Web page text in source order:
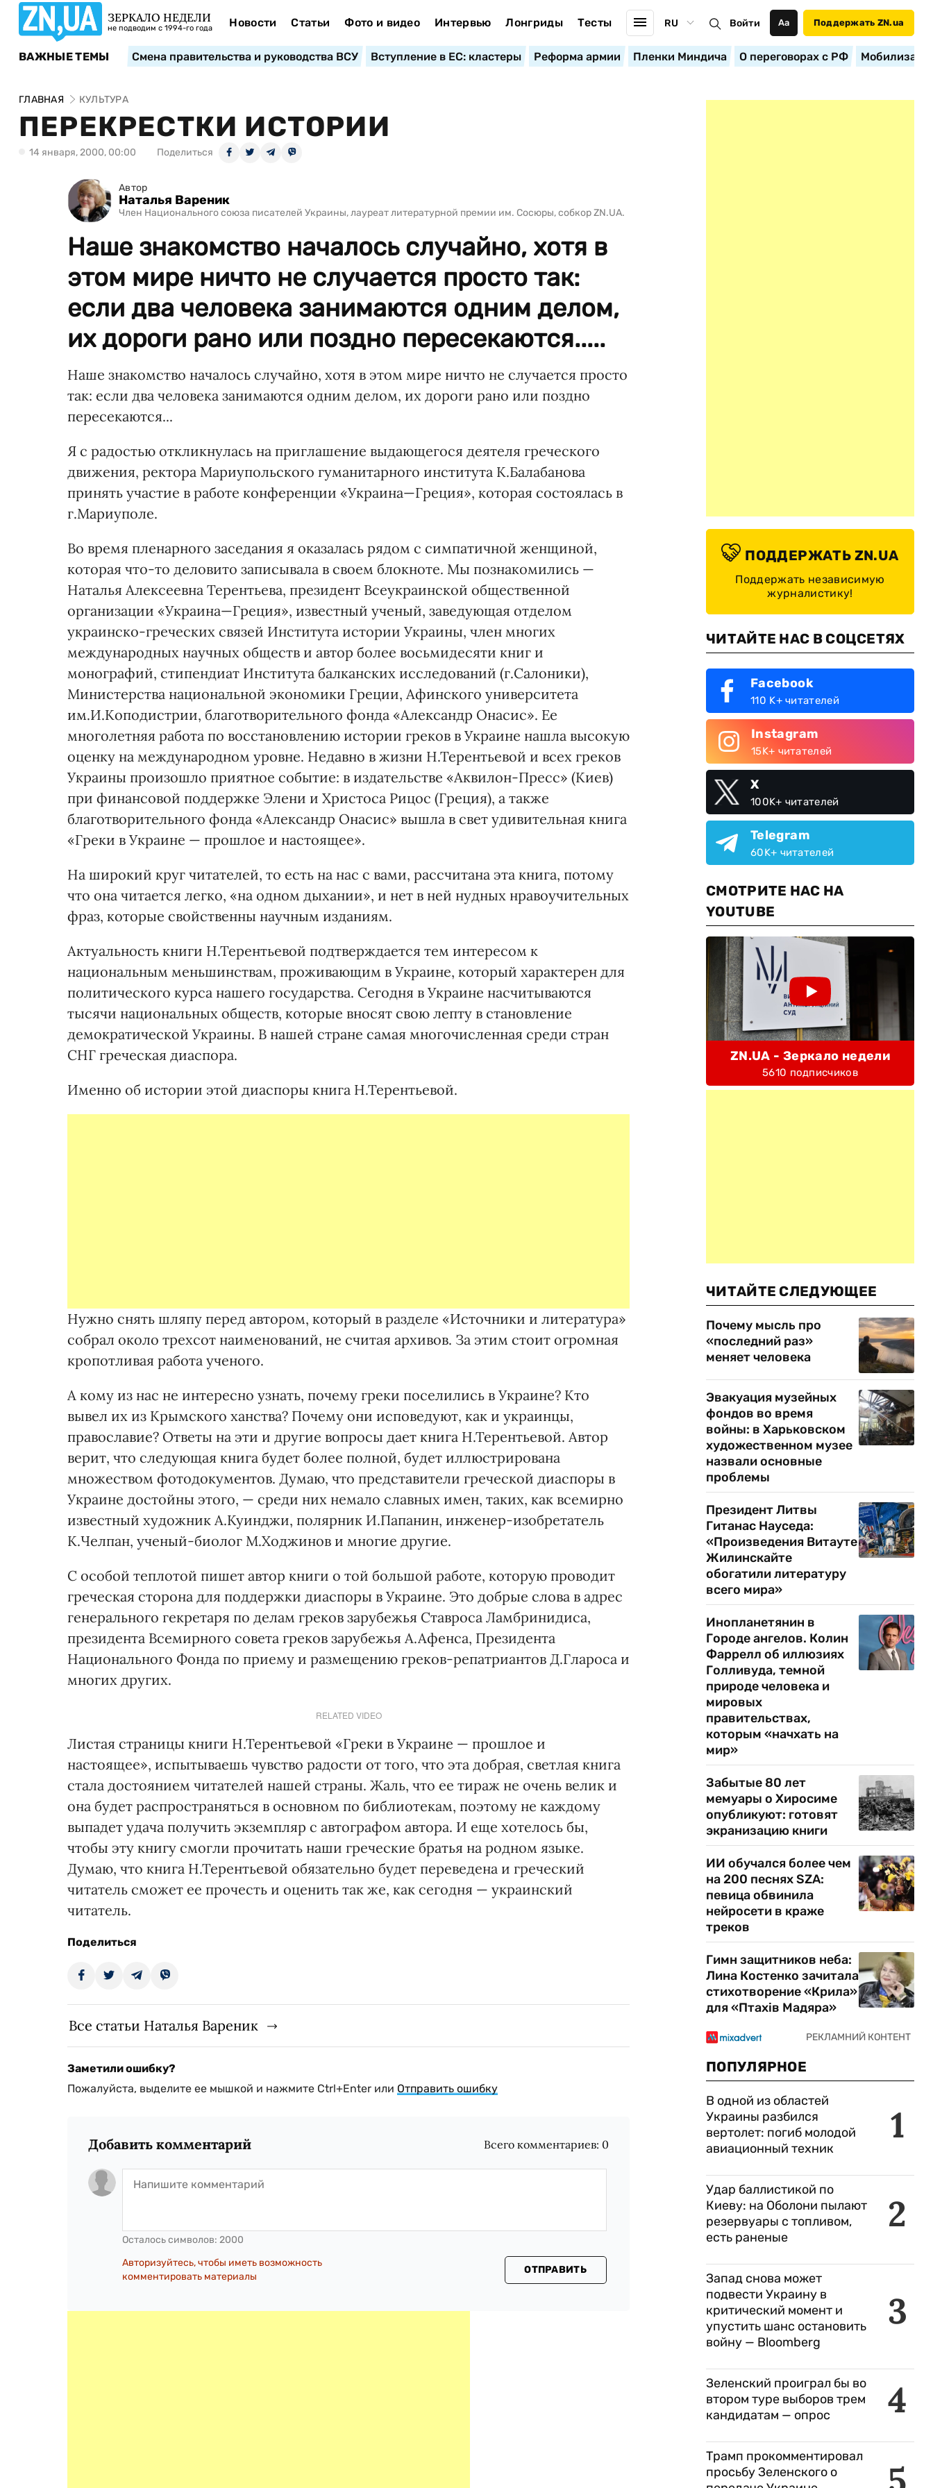
ЗЕРКАЛО НЕДЕЛИ
не подводим с 1994-го года Новости Статьи Фото и видео Интервью Лонгриды Тесты RU Войти Аа Поддержать ZN.ua
ВАЖНЫЕ ТЕМЫ Смена правительства и руководства ВСУ Вступление в ЕС: кластеры Реформа армии Пленки Миндича О переговорах с РФ
ГЛАВНАЯ КУЛЬТУРА
ПЕРЕКРЕСТКИ ИСТОРИИ
14 января, 2000, 00:00 Поделиться
Автор
Наталья Вареник
Член Национального союза писателей Украины, лауреат литературной премии им. Сосюры, собкор ZN.UA.
Наше знакомство началось случайно, хотя в
этом мире ничто не случается просто так:
если два человека занимаются одним делом,
их дороги рано или поздно пересекаются.....
Наше знакомство началось случайно, хотя в этом мире ничто не случается просто
так: если два человека занимаются одним делом, их дороги рано или поздно
пересекаются...
Я с радостью откликнулась на приглашение выдающегося деятеля греческого
движения, ректора Мариупольского гуманитарного института К.Балабанова
принять участие в работе конференции «Украина—Греция», которая состоялась в
г.Мариуполе.
Во время пленарного заседания я оказалась рядом с симпатичной женщиной,
которая что-то деловито записывала в своем блокноте. Мы познакомились —
Наталья Алексеевна Терентьева, президент Всеукраинской общественной
организации «Украина—Греция», известный ученый, заведующая отделом
украинско-греческих связей Института истории Украины, член многих
международных научных обществ и автор более восьмидесяти книг и
монографий, стипендиат Института балканских исследований (г.Салоники),
Министерства национальной экономики Греции, Афинского университета
им.И.Коподистрии, благотворительного фонда «Александр Онасис». Ее
многолетняя работа по восстановлению истории греков в Украине нашла высокую
оценку на международном уровне. Недавно в жизни Н.Терентьевой и всех греков
Украины произошло приятное событие: в издательстве «Аквилон-Пресс» (Киев)
при финансовой поддержке Элени и Христоса Рицос (Греция), а также
благотворительного фонда «Александр Онасис» вышла в свет удивительная книга
«Греки в Украине — прошлое и настоящее».
На широкий круг читателей, то есть на нас с вами, рассчитана эта книга, потому
что она читается легко, «на одном дыхании», и нет в ней нудных нравоучительных
фраз, которые свойственны научным изданиям.
Актуальность книги Н.Терентьевой подтверждается тем интересом к
национальным меньшинствам, проживающим в Украине, который характерен для
политического курса нашего государства. Сегодня в Украине насчитываются
тысячи национальных обществ, которые вносят свою лепту в становление
демократической Украины. В нашей стране самая многочисленная среди стран
СНГ греческая диаспора.
Именно об истории этой диаспоры книга Н.Терентьевой.
Нужно снять шляпу перед автором, который в разделе «Источники и литература»
собрал около трехсот наименований, не считая архивов. За этим стоит огромная
кропотливая работа ученого.
А кому из нас не интересно узнать, почему греки поселились в Украине? Кто
вывел их из Крымского ханства? Почему они исповедуют, как и украинцы,
православие? Ответы на эти и другие вопросы дает книга Н.Терентьевой. Автор
верит, что следующая книга будет более полной, будет иллюстрирована
множеством фотодокументов. Думаю, что представители греческой диаспоры в
Украине достойны этого, — среди них немало славных имен, таких, как всемирно
известный художник А.Куинджи, полярник И.Папанин, инженер-изобретатель
К.Челпан, ученый-биолог М.Ходжинов и многие другие.
С особой теплотой пишет автор книги о той большой работе, которую проводит
греческая сторона для поддержки диаспоры в Украине. Это добрые слова в адрес
генерального гекретаря по делам греков зарубежья Ставроса Ламбринидиса,
президента Всемирного совета греков зарубежья А.Афенса, Президента
Национального Фонда по приему и размещению греков-репатриантов Д.Глароса и
многих других.
RELATED VIDEO
Листая страницы книги Н.Терентьевой «Греки в Украине — прошлое и
настоящее», испытываешь чувство радости от того, что эта добрая, светлая книга
стала достоянием читателей нашей страны. Жаль, что ее тираж не очень велик и
она будет распространяться в основном по библиотекам, поэтому не каждому
выпадет удача получить экземпляр с автографом автора. И еще хотелось бы,
чтобы эту книгу смогли прочитать наши греческие братья на родном языке.
Думаю, что книга Н.Терентьевой обязательно будет переведена и греческий
читатель сможет ее прочесть и оценить так же, как сегодня — украинский
читатель.
Поделиться
Все статьи Наталья Вареник
Заметили ошибку?
Пожалуйста, выделите ее мышкой и нажмите Ctrl+Enter или Отправить ошибку
Добавить комментарий Всего комментариев: 0
Осталось символов: 2000
Авторизуйтесь, чтобы иметь возможность
комментировать материалы
ОТПРАВИТЬ
ПОДДЕРЖАТЬ ZN.UA
Поддержать независимую
журналистику!
ЧИТАЙТЕ НАС В СОЦСЕТЯХ
Facebook
110 K+ читателей
Instagram
15K+ читателей
X
100K+ читателей
Telegram
60K+ читателей
СМОТРИТЕ НАС НА
YOUTUBE
ZN.UA - Зеркало недели
5610 подписчиков
ЧИТАЙТЕ СЛЕДУЮЩЕЕ
Почему мысль про
«последний раз»
меняет человека
Эвакуация музейных
фондов во время
войны: в Харьковском
художественном музее
назвали основные
проблемы
Президент Литвы
Гитанас Науседа:
«Произведения Витауте
Жилинскайте
обогатили литературу
всего мира»
Инопланетянин в
Городе ангелов. Колин
Фаррелл об иллюзиях
Голливуда, темной
природе человека и
мировых
правительствах,
которым «начхать на
мир»
Забытые 80 лет
мемуары о Хиросиме
опубликуют: готовят
экранизацию книги
ИИ обучался более чем
на 200 песнях SZA:
певица обвинила
нейросети в краже
треков
Гимн защитников неба:
Лина Костенко зачитала
стихотворение «Крила»
для «Птахів Мадяра»
ПОПУЛЯРНОЕ
1
В одной из областей
Украины разбился
вертолет: погиб молодой
авиационный техник
2
Удар баллистикой по
Киеву: на Оболони пылают
резервуары с топливом,
есть раненые
3
Запад снова может
подвести Украину в
критический момент и
упустить шанс остановить
войну — Bloomberg
4
Зеленский проиграл бы во
втором туре выборов трем
кандидатам — опрос
Трамп прокомментировал
просьбу Зеленского о